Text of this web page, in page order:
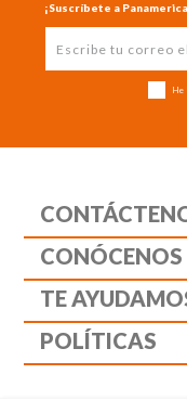
¡Suscríbete a
He
CONÓCENOS
TE
POLÍTICAS